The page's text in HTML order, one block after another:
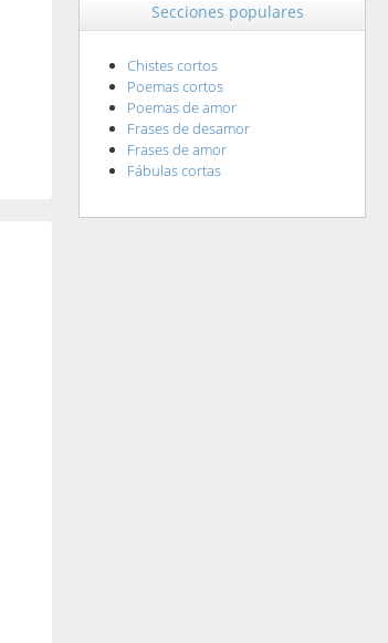
Secciones populares
Chistes cortos
Poemas cortos
Poemas de amor
Frases de desamor
Frases de amor
Fábulas cortas